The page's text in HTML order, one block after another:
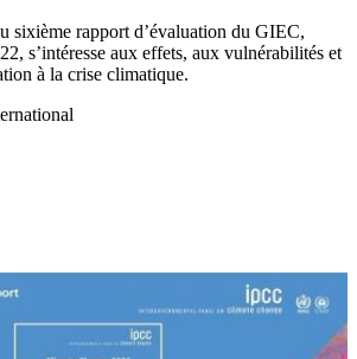
sixième rapport d’évaluation du GIEC,
s’intéresse aux effets, aux vulnérabilités et
à la crise climatique.